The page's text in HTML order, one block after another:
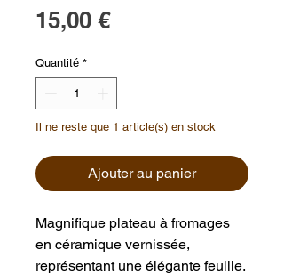
15,00 €Prix
Quantité *
Il ne reste que 1 article(s) en stock
Ajouter au panier
Magnifique plateau à fromages
en céramique vernissée,
représentant une élégante feuille.